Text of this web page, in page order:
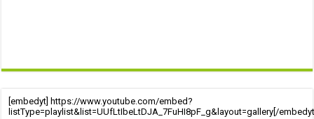
[embedyt] https://www.youtube.com/embed?
listType=playlist&list=UUfLtIbeLtDJA_7FuHI8pF_g&layout=gallery[/